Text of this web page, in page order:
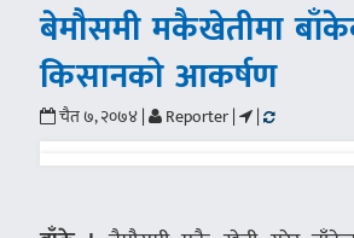
बेमौसमी मकैखेतीमा
किसानको आकर्षण
चैत ७, २०७४ | Reporter | |